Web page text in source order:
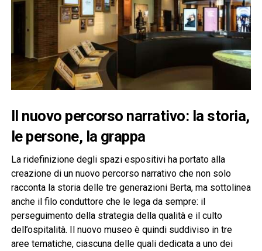
Il nuovo percorso narrativo: la storia,
le persone, la grappa
La ridefinizione degli spazi espositivi ha portato alla
creazione di un nuovo percorso narrativo che non solo
racconta la storia delle tre generazioni Berta, ma sottolinea
anche il filo conduttore che le lega da sempre: il
perseguimento della strategia della qualità e il culto
dell’ospitalità. Il nuovo museo è quindi suddiviso in tre
aree tematiche, ciascuna delle quali dedicata a uno dei